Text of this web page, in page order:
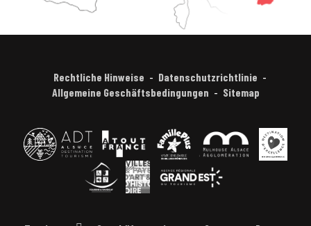
Rechtliche Hinweise
Datenschutzrichtlinie
Allgemeine Geschäftsbedingungen
Sitemap